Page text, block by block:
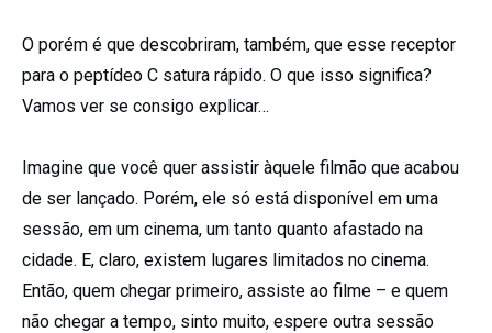
O porém é que descobriram, também, que esse receptor
para o peptídeo C satura rápido. O que isso significa?
Vamos ver se consigo explicar…
Imagine que você quer assistir àquele filmão que acabou
de ser lançado. Porém, ele só está disponível em uma
sessão, em um cinema, um tanto quanto afastado na
cidade. E, claro, existem lugares limitados no cinema.
Então, quem chegar primeiro, assiste ao filme – e quem
não chegar a tempo, sinto muito, espere outra sessão